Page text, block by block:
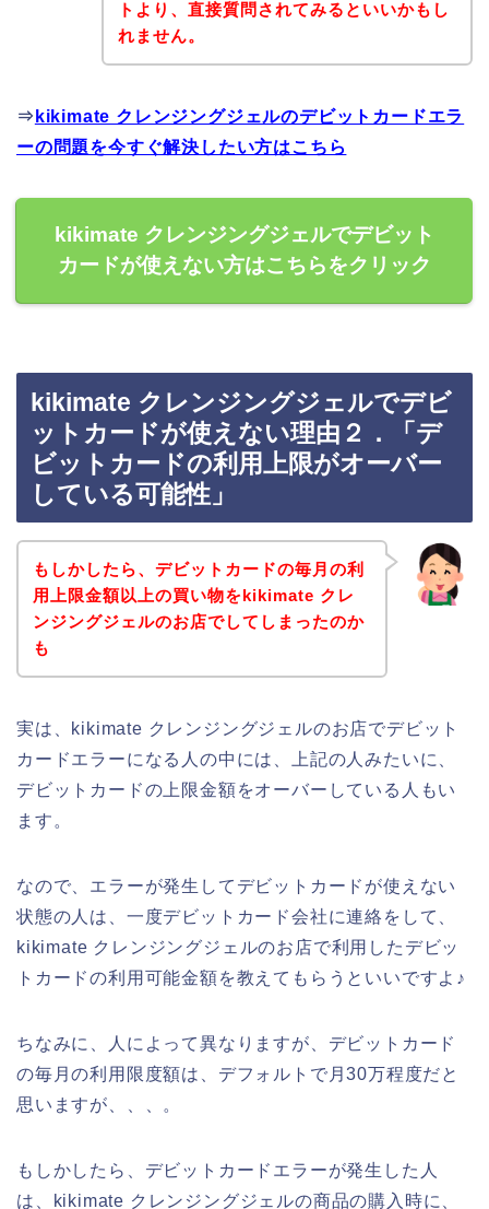
トより、直接質問されてみるといいかもし
れません。
⇒ kikimate クレンジングジェルのデビットカードエラ
ーの問題を今すぐ解決したい方はこちら
kikimate クレンジングジェルでデビット
カードが使えない方はこちらをクリック
kikimate クレンジングジェルでデビ
ットカードが使えない理由２．「デ
ビットカードの利用上限がオーバー
している可能性」
もしかしたら、デビットカードの毎月の利
用上限金額以上の買い物をkikimate クレ
ンジングジェルのお店でしてしまったのか
も
実は、kikimate クレンジングジェルのお店でデビット
カードエラーになる人の中には、上記の人みたいに、
デビットカードの上限金額をオーバーしている人もい
ます。
なので、エラーが発生してデビットカードが使えない
状態の人は、一度デビットカード会社に連絡をして、
kikimate クレンジングジェルのお店で利用したデビッ
トカードの利用可能金額を教えてもらうといいですよ♪
ちなみに、人によって異なりますが、デビットカード
の毎月の利用限度額は、デフォルトで月30万程度だと
思いますが、、、。
もしかしたら、デビットカードエラーが発生した人
は、kikimate クレンジングジェルの商品の購入時に、